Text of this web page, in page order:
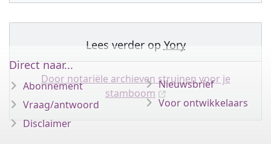
Lees verder op Yory
Door notariële archieven struinen voor je
stamboom
Direct naar...
Abonnement
Vraag/antwoord
Disclaimer
Nieuwsbrief
Voor ontwikkelaars